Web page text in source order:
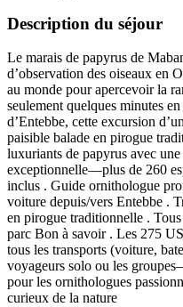
Description du séjour
Le marais de papyrus de
d’observation des oiseaux en
au monde pour apercevoir la
seulement quelques minutes
d’Entebbe, cette excursion
paisible balade en pirogue
luxuriants de papyrus avec
exceptionnelle—plus de 260
inclus . Guide ornithologue
voiture depuis/vers Entebbe .
en pirogue traditionnelle . Tous
parc Bon à savoir . Les 275
tous les transports (voiture,
voyageurs solo ou les
pour les ornithologues
curieux de la nature